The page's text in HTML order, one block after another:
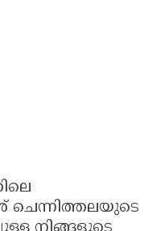
ചെന്നിത്തലയുടെ